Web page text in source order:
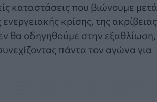
καταστάσεις που βιώνουμε μετά
κρίσης, της ακρίβειας
θα οδηγηθούμε στην εξαθλίωση,
πάντα τον αγώνα για